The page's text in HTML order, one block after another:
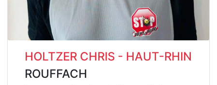
HOLTZER CHRIS - HAUT-RHIN
ROUFFACH